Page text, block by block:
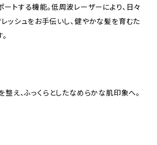
トする機能。低周波レーザーにより、日々
ッシュをお手伝いし、健やかな髪を育むた
整え、ふっくらとしたなめらかな肌印象へ。